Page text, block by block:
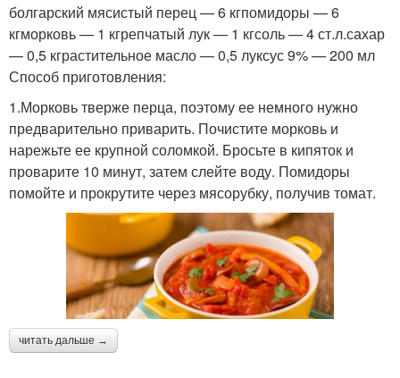
болгарский мясистый перец — 6 кгпомидоры — 6
кгморковь — 1 кгрепчатый лук — 1 кгсоль — 4 ст.л.сахар
— 0,5 кграстительное масло — 0,5 луксус 9% — 200 мл
Способ приготовления:
1.Морковь тверже перца, поэтому ее немного нужно
предварительно приварить. Почистите морковь и
нарежьте ее крупной соломкой. Бросьте в кипяток и
проварите 10 минут, затем слейте воду. Помидоры
помойте и прокрутите через мясорубку, получив томат.
читать дальше →